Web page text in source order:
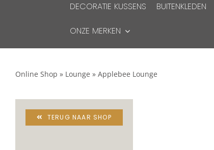
DECORATIE KUSSENS BUITENKLEDEN
ONZE MERKEN
Online Shop » Lounge » Applebee Lounge
TERUG NAAR SHOP